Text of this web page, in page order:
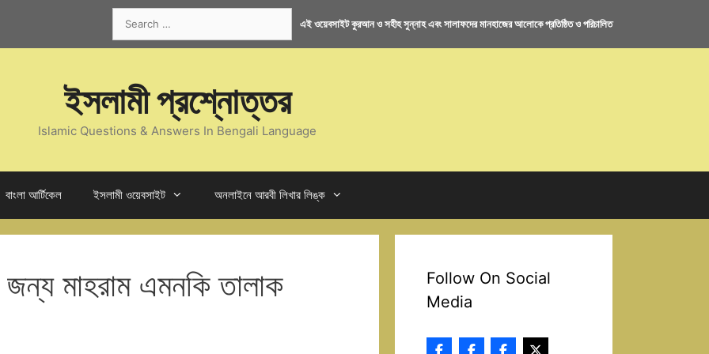
for:
এই ওয়েবসাইট কুরআন ও সহীহ সুন্নাহ এবং সালাফদের মানহাজের আলোকে প্রতিষ্ঠিত ও পরিচালিত
ইসলামী প্রশ্নোত্তর
Islamic Questions & Answers In Bengali Language
বাংলা আর্টিকেল ইসলামী ওয়েবসাইট অনলাইনে আরবী লিখার লিঙ্ক
জন্য মাহরাম এমনকি তালাক
Follow On Social
Media